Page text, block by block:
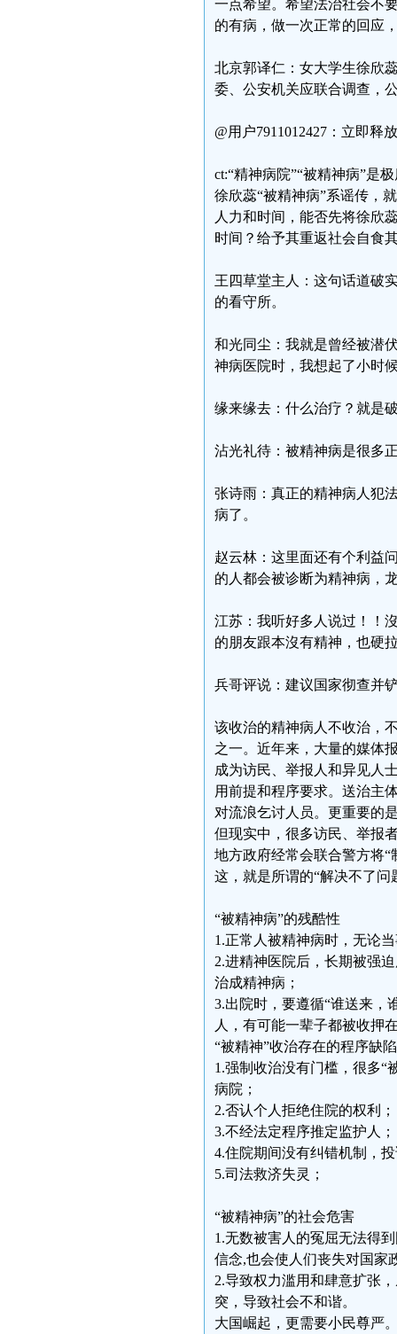
一点希望。希望法治社会不
的有病，做一次正常的回应
北京郭译仁：女大学生徐欣
委、公安机关应联合调查，
@用户7911012427：立即释
ct:“精神病院”“被精神病”是
徐欣蕊“被精神病”系谣传，
人力和时间，能否先将徐欣
时间？给予其重返社会自食
王四草堂主人：这句话道破
的看守所。
和光同尘：我就是曾经被潜
神病医院时，我想起了小时
缘来缘去：什么治疗？就是
沾光礼待：被精神病是很多
张诗雨：真正的精神病人犯
病了。
赵云林：这里面还有个利益
的人都会被诊断为精神病，
江苏：我听好多人说过！！
的朋友跟本沒有精神，也硬
兵哥评说：建议国家彻查并
该收治的精神病人不收治，
之一。近年来，大量的媒体
成为访民、举报人和异见人
用前提和程序要求。送治主
对流浪乞讨人员。更重要的
但现实中，很多访民、举报
地方政府经常会联合警方将
这，就是所谓的“解决不了问
“被精神病”的残酷性
1.正常人被精神病时，无论
2.进精神医院后，长期被强
治成精神病；
3.出院时，要遵循“谁送来，
人，有可能一辈子都被收押
“被精神”收治存在的程序缺陷
1.强制收治没有门槛，很多“
病院；
2.否认个人拒绝住院的权利；
3.不经法定程序推定监护人；
4.住院期间没有纠错机制，
5.司法救济失灵；
“被精神病”的社会危害
1.无数被害人的冤屈无法得
信念,也会使人们丧失对国家
2.导致权力滥用和肆意扩张
突，导致社会不和谐。
大国崛起，更需要小民尊严